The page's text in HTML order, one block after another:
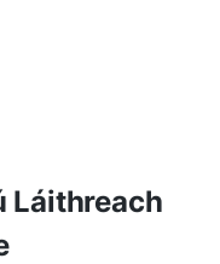
Láithreach